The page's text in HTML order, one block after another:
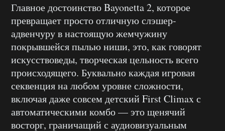
Главное достоинство Bayonetta 2, которое
превращает просто отличную слэшер-
адвенчуру в настоящую жемчужину
покрывшейся пылью ниши, это, как говорят
искусствоведы, творческая цельность всего
происходящего. Буквально каждая игровая
секвенция на любом уровне сложности,
включая даже совсем детский First Climax с
автоматическими комбо — это щенячий
восторг, граничащий с аудиовизуальным